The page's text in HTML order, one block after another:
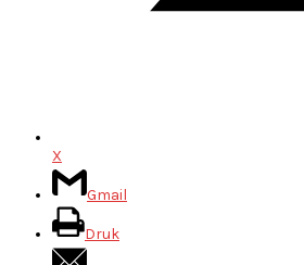
X
Gmail
Druk